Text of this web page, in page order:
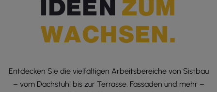
IDEEN ZUM
WACHSEN.
Entdecken Sie die vielfältigen Arbeitsbereiche von Sistbau
– vom Dachstuhl bis zur Terrasse, Fassaden und mehr –